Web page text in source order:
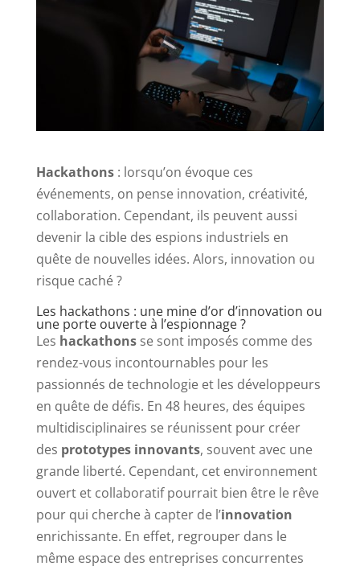
Hackathons: lorsqu’on évoque ces
événements, on pense innovation, créativité,
collaboration. Cependant, ils peuvent aussi
devenir la cible des espions industriels en
quête de nouvelles idées. Alors, innovation ou
risque caché ?
Les hackathons : une mine d’or d’innovation ou
une porte ouverte à l’espionnage ?
Les hackathonsse sont imposés comme des
rendez-vous incontournables pour les
passionnés de technologie et les développeurs
en quête de défis. En 48 heures, des équipes
multidisciplinaires se réunissent pour créer
des prototypes innovants, souvent avec une
grande liberté. Cependant, cet environnement
ouvert et collaboratif pourrait bien être le rêve
pour qui cherche à capter de l’innovation
enrichissante. En effet, regrouper dans le
même espace des entreprises concurrentes